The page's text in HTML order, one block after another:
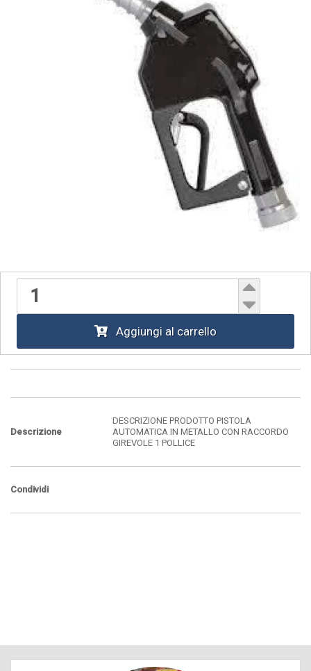
Descrizione
DESCRIZIONE PRODOTTO PISTOLA
AUTOMATICA IN METALLO CON RACCORDO
GIREVOLE 1 POLLICE
Condividi
Aggiungi al carrello